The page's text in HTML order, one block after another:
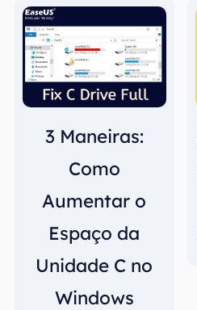
3 Maneiras:
Como
Aumentar o
Espaço da
Unidade C no
Windows